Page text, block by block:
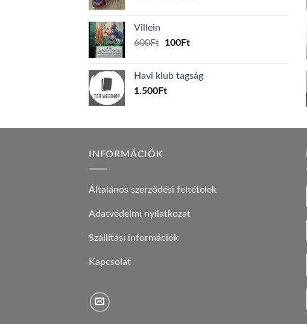
Villein
600Ft
Original
600Ft.
100FtCurrent
100Ft.
Havi klub tagság
1.500Ft
INFORMÁCIÓK
Általános szerződési feltételek
Adatvédelmi nyilatkozat
Szállítási információk
Kapcsolat